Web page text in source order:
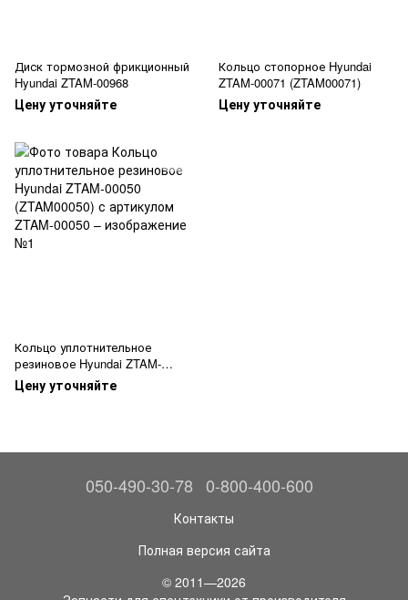
Диск тормозной фрикционный
Hyundai ZTAM-00968
Цену уточняйте
Кольцо стопорное Hyundai
ZTAM-00071 (ZTAM00071)
Цену уточняйте
Кольцо уплотнительное
резиновое Hyundai ZTAM-
00050 (ZTAM00050)
Цену уточняйте
050-490-30-78 0-800-400-600
Контакты
Полная версия сайта
© 2011—2026